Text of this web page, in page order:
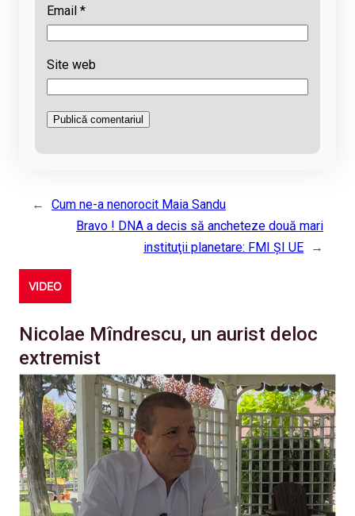
Email *
Site web
←
Cum ne-a nenorocit Maia Sandu
Bravo ! DNA a decis să ancheteze două mari
instituţii planetare: FMI ŞI UE
→
VIDEO
Nicolae Mîndrescu, un aurist deloc
extremist